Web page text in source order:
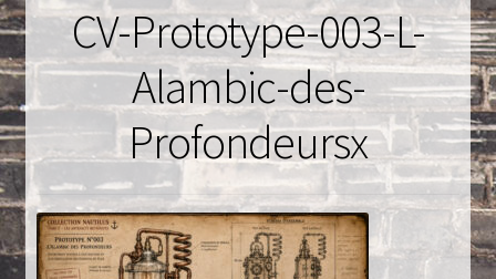
Conditions générales de vente
Contact
Couteaux
Créations sur commande
D’autres créations
CV-Prototype-003-L-
Alambic-des-
Profondeursx